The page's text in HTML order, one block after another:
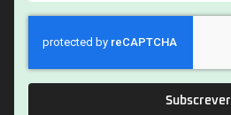
Subscrever